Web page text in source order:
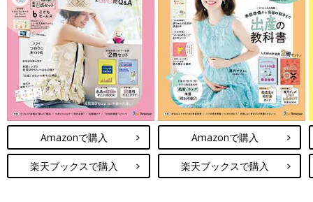
Amazonで購入
楽天ブックスで購入
Amazonで購入
楽天ブックスで購入